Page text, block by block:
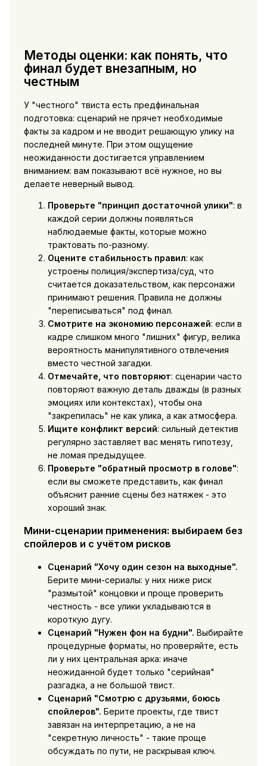
Методы оценки: как понять, что
финал будет внезапным, но
честным
У "честного" твиста есть предфинальная
подготовка: сценарий не прячет необходимые
факты за кадром и не вводит решающую улику на
последней минуте. При этом ощущение
неожиданности достигается управлением
вниманием: вам показывают всё нужное, но вы
делаете неверный вывод.
Проверьте "принцип достаточной улики": в
каждой серии должны появляться
наблюдаемые факты, которые можно
трактовать по-разному.
Оцените стабильность правил: как
устроены полиция/экспертиза/суд, что
считается доказательством, как персонажи
принимают решения. Правила не должны
"переписываться" под финал.
Смотрите на экономию персонажей: если в
кадре слишком много "лишних" фигур, велика
вероятность манипулятивного отвлечения
вместо честной загадки.
Отмечайте, что повторяют: сценарии часто
повторяют важную деталь дважды (в разных
эмоциях или контекстах), чтобы она
"закрепилась" не как улика, а как атмосфера.
Ищите конфликт версий: сильный детектив
регулярно заставляет вас менять гипотезу,
не ломая предыдущее.
Проверьте "обратный просмотр в голове":
если вы сможете представить, как финал
объяснит ранние сцены без натяжек - это
хороший знак.
Мини-сценарии применения: выбираем без
спойлеров и с учётом рисков
Сценарий "Хочу один сезон на выходные".
Берите мини-сериалы: у них ниже риск
"размытой" концовки и проще проверить
честность - все улики укладываются в
короткую дугу.
Сценарий "Нужен фон на будни". Выбирайте
процедурные форматы, но проверяйте, есть
ли у них центральная арка: иначе
неожиданной будет только "серийная"
разгадка, а не большой твист.
Сценарий "Смотрю с друзьями, боюсь
спойлеров". Берите проекты, где твист
завязан на интерпретацию, а не на
"секретную личность" - такие проще
обсуждать по пути, не раскрывая ключ.